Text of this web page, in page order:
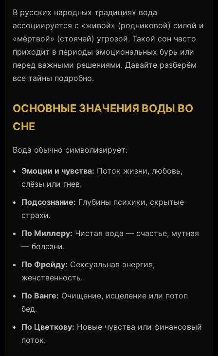
В русских народных традициях вода
ассоциируется с «живой» (родниковой) силой и
«мёртвой» (стоячей) угрозой. Такой сон часто
приходит в периоды эмоциональных бурь или
перед важными решениями. Давайте разберём
все тайны подробно.
ОСНОВНЫЕ ЗНАЧЕНИЯ ВОДЫ ВО
СНЕ
Вода обычно символизирует:
Эмоции и чувства: Поток жизни, любовь,
слёзы или гнев.
Подсознание: Глубины психики, скрытые
страхи.
По Миллеру: Чистая вода — счастье, мутная
— болезни.
По Фрейду: Сексуальная энергия,
женственность.
По Ванге: Очищение, исцеление или потоп
бед.
По Цветкову: Новые чувства или финансовый
поток.